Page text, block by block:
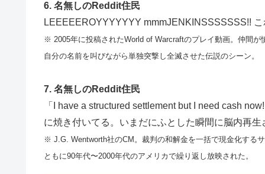
6. 名無しのReddit住民
LEEEEEROYYYYYYY mmmJENKINSSSSSSS!!
※ 2005年に投稿されたWorld of Warcraftのプレイ動画。仲間
自分の名前を叫びながら単独突撃し全滅させた伝説のシーン。
7. 名無しのReddit住民
「I have a structured settlement but I need cash
に焼き付いてる。いまだにふとした瞬間に脳内再生
※ J.G. Wentworth社のCM。裁判の和解金を一括で現金化する
ともに90年代〜2000年代のアメリカで繰り返し放映された。